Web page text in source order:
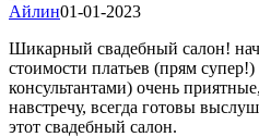
Айлин01-01-2023
Шикарный свадебный салон!
стоимости платьев (прям
консультантами) очень
навстречу, всегда готовы
этот свадебный салон.